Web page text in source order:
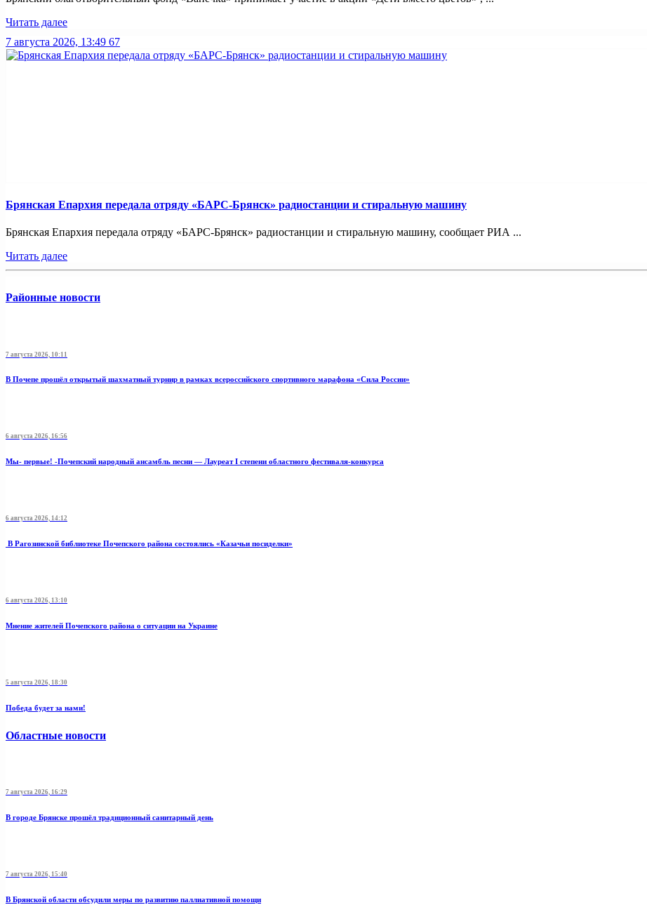
Читать далее
7 августа 2026, 13:49 67
Брянская Епархия передала отряду «БАРС-Брянск» радиостанции и стиральную машину
Брянская Епархия передала отряду «БАРС-Брянск» радиостанции и стиральную машину, сообщает РИА ...
Читать далее
Районные новости
7 августа 2026, 10:11
В Почепе прошёл открытый шахматный турнир в рамках всероссийского спортивного марафона «Сила России»
6 августа 2026, 16:56
Мы- первые! -Почепский народный ансамбль песни — Лауреат I степени областного фестиваля-конкурса
6 августа 2026, 14:12
В Рагозинской библиотеке Почепского района состоялись «Казачьи посиделки»
6 августа 2026, 13:10
Мнение жителей Почепского района о ситуации на Украине
5 августа 2026, 18:30
Победа будет за нами!
Областные новости
7 августа 2026, 16:29
В городе Брянске прошёл традиционный санитарный день
7 августа 2026, 15:40
В Брянской области обсудили меры по развитию паллиативной помощи